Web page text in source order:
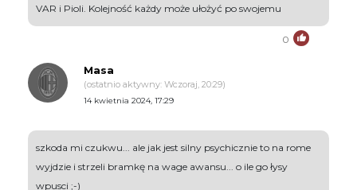
VAR i Pioli. Kolejność każdy może ułożyć po swojemu
0
Masa
(ostatnio aktywny: Wczoraj, 20:29)
14 kwietnia 2024, 17:29
szkoda mi czukwu... ale jak jest silny psychicznie to na rome
wyjdzie i strzeli bramkę na wage awansu... o ile go łysy
wpusci ;-)